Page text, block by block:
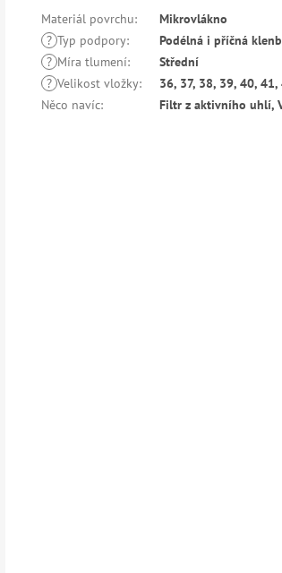
Materiál povrchu:
Mikrovlákno
? Typ podpory:
Podélná i příčná
? Míra tlumení:
Střední
? Velikost vložky:
36, 37, 38, 39, 40,
Něco navíc: Filtr z aktivního uhlí,